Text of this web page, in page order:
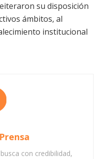
su disposición
ámbitos, al
institucional
con credibilidad,